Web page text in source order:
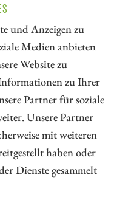
und Anzeigen zu
Medien anbieten
Website zu
zu Ihrer
Partner für soziale
Unsere Partner
mit weiteren
haben oder
Dienste gesammelt
alles in die
zu sichern.
für
Kapitalmarkt